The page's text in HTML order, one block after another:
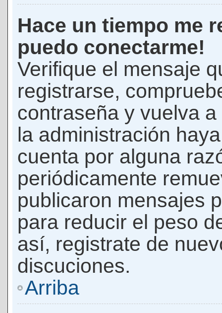
Hace un tiempo me
puedo conectarme!
Verifique el mensaje
registrarse,
contraseña y vuelva
la administración
cuenta por alguna
periódicamente
publicaron mensajes
para reducir el peso
así, registrate de
discuciones.
Arriba